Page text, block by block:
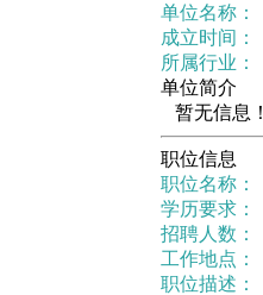
单位名称：
成立时间：
所属行业：
单位简介
暂无信息！
职位信息
职位名称：
学历要求：
招聘人数：
工作地点：
职位描述：